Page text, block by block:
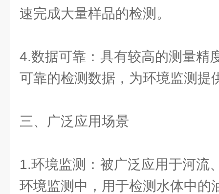
速完成大量样品的检测。
4.数据可靠：具有较高的测量精
可靠的检测数据，为环境监测提
三、广泛应用场景
1.环境监测：被广泛应用于河流
环境监测中，用于检测水体中的